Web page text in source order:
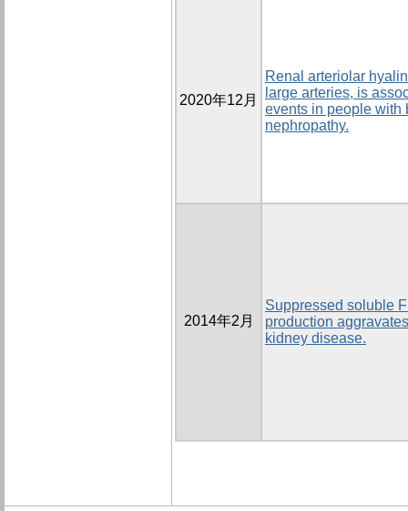
2020年12月
Renal arteriolar
large arteries, is
events in people with
nephropathy.
2014年2月
Suppressed soluble
production
kidney disease.